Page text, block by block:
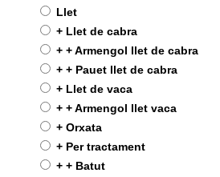
Llet
+ Llet de cabra
+ + Armengol llet de cabra
+ + Pauet llet de cabra
+ Llet de vaca
+ + Armengol llet vaca
+ Orxata
+ Per tractament
+ + Batut